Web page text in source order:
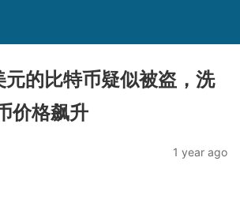
的比特币疑似被盗，洗
价格飙升
1 year ago